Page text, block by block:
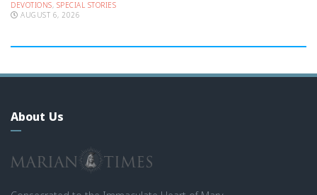
DEVOTIONS, SPECIAL STORIES
AUGUST 6, 2026
About Us